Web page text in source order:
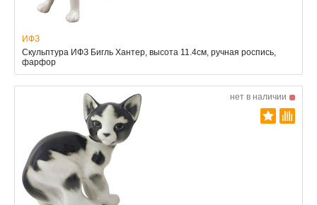
ИФЗ
Скульптура ИФЗ Бигль Хантер, высота 11.4см, ручная роспись,
фарфор
нет в наличии